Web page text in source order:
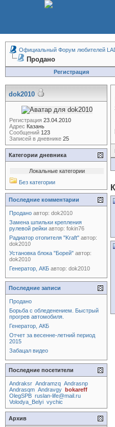
Официальный Форум любителей
Продано
Регистрация
dok2010
Регистрация 23.04.2010
Адрес Казань
Сообщений 123
Записей в дневнике 25
Категории дневника
Локальные категории
Без категории
Последние комментарии
Продано автор: dok2010
Замена шпильки крепления
рулевой рейки автор: fokin76
Радиатор отопителя "Kraft" автор:
dok2010
Установка блока "Борей" автор:
dok2010
Генератор, АКБ автор: dok2010
Последние записи
Продано
Борьба с обледенением. Быстрый
прогрев автомобиля.
Генератор, АКБ
Отчет за весенне-летний период
2015
Забацал видео
Последние посетители
Andraksr Andramzq Andrasnp
Andrasqm Andravgy bokareff
OlegSPB ruslan-life@mail.ru
Volodya_Belyi vychic
Архив